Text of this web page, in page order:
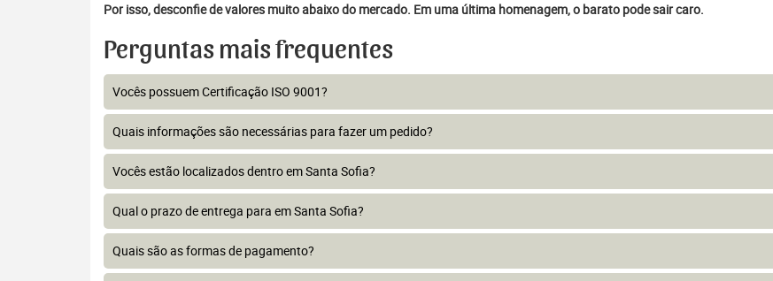
Por isso, desconfie de valores muito abaixo do mercado. Em uma última homenagem, o barato pode sair caro.
Perguntas mais frequentes
Vocês possuem Certificação ISO 9001?
Quais informações são necessárias para fazer um pedido?
Vocês estão localizados dentro em Santa Sofia?
Qual o prazo de entrega para em Santa Sofia?
Quais são as formas de pagamento?